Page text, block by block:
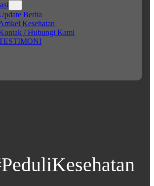
Berita
Kesehatan
/ Hubungi Kami